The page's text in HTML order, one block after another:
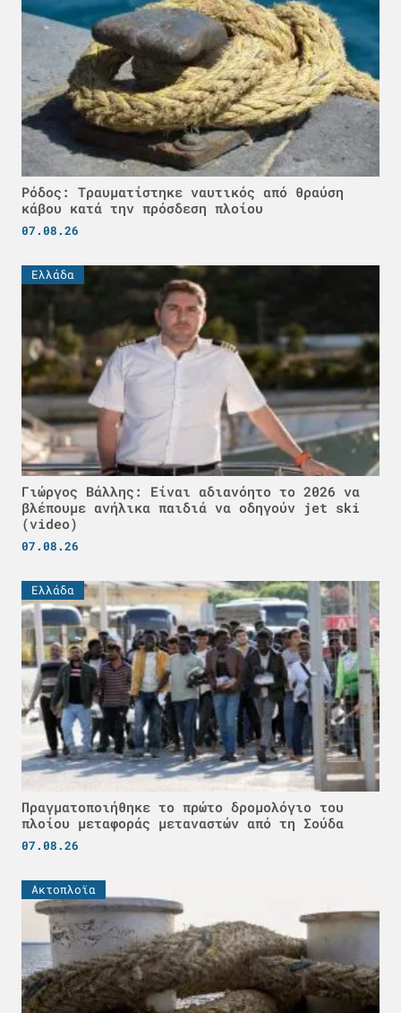
Ρόδος: Τραυματίστηκε ναυτικός από θραύση
κάβου κατά την πρόσδεση πλοίου
07.08.26
Ελλάδα
Γιώργος Βάλλης: Είναι αδιανόητο το 2026 να
βλέπουμε ανήλικα παιδιά να οδηγούν jet ski
(video)
07.08.26
Ελλάδα
Πραγματοποιήθηκε το πρώτο δρομολόγιο του
πλοίου μεταφοράς μεταναστών από τη Σούδα
07.08.26
Ακτοπλοϊα